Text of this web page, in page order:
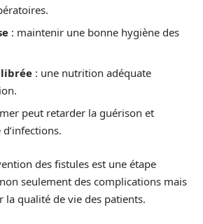
: maintenir une bonne hygiène des
: une nutrition adéquate
peut retarder la guérison et
des fistules est une étape
seulement des complications mais
la qualité de vie des patients.